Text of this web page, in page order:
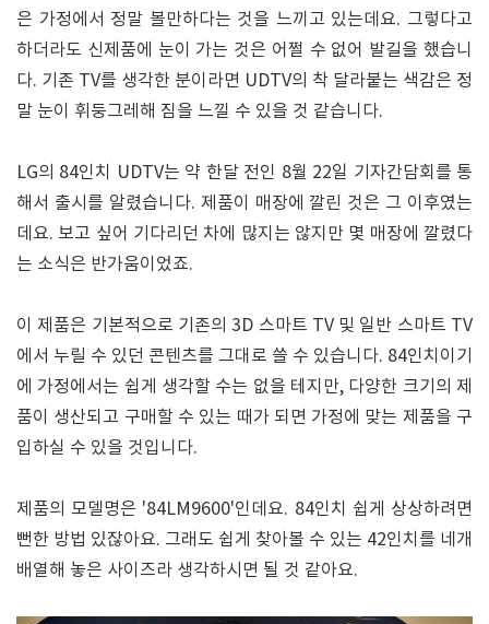
은 가정에서 정말 볼만하다는 것을 느끼고 있는데요. 그렇다고
하더라도 신제품에 눈이 가는 것은 어쩔 수 없어 발길을 했습니
다. 기존 TV를 생각한 분이라면 UDTV의 착 달라붙는 색감은 정
말 눈이 휘둥그레해 짐을 느낄 수 있을 것 같습니다.
LG의 84인치 UDTV는 약 한달 전인 8월 22일 기자간담회를 통
해서 출시를 알렸습니다. 제품이 매장에 깔린 것은 그 이후였는
데요. 보고 싶어 기다리던 차에 많지는 않지만 몇 매장에 깔렸다
는 소식은 반가움이었죠.
이 제품은 기본적으로 기존의 3D 스마트 TV 및 일반 스마트 TV
에서 누릴 수 있던 콘텐츠를 그대로 쓸 수 있습니다. 84인치이기
에 가정에서는 쉽게 생각할 수는 없을 테지만, 다양한 크기의 제
품이 생산되고 구매할 수 있는 때가 되면 가정에 맞는 제품을 구
입하실 수 있을 것입니다.
제품의 모델명은 '84LM9600'인데요. 84인치 쉽게 상상하려면
뻔한 방법 있잖아요. 그래도 쉽게 찾아볼 수 있는 42인치를 네개
배열해 놓은 사이즈라 생각하시면 될 것 같아요.